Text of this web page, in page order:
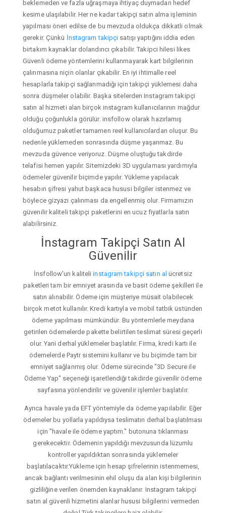
beklemeden ve fazla uğraşmaya ihtiyaç duymadan hedef
kesime ulaşılabilir. Her ne kadar takipçi satın alma işleminin
yapılması öneri edilse de bu mevzuda oldukça dikkatli olmak
gerekir. Çünkü İnstagram takipçi satışı yaptığını iddia eden
birtakım kaynaklar dolandırıcı çıkabilir. Takipci hilesi likes
Güvenli ödeme yöntemlerini kullanmayarak kart bilgilerinin
çalınmasına niçin olanlar çıkabilir. En iyi ihtimalle reel
hesaplarla takipçi sağlanmadığı için takipçi yüklemesi daha
sonra düşmeler olabilir. Başka sitelerden Instagram takipçi
satın al hizmeti alan birçok instagram kullanıcılarının mağdur
olduğu çoğunlukla görülür. insfollow olarak hazırlamış
olduğumuz paketler tamamen reel kullanıcılardan oluşur. Bu
nedenle yüklemeden sonrasında düşme yaşanmaz. Bu
mevzuda güvence veriyoruz. Düşme oluştuğu takdirde
telafisi hemen yapılır. Sitemizdeki 3D uygulaması yardımıyla
ödemeler güvenilir biçimde yapılır. Yükleme yapılacak
hesabın şifresi yahut başkaca hususi bilgiler istenmez ve
böylece gizyazı çalınması da engellenmiş olur. Firmamızın
güvenilir kaliteli takipçi paketlerini en ucuz fiyatlarla satın
alabilirsiniz.
İnstagram Takipçi Satın Al
Güvenilir
İnsfollow'un kaliteliinstagram takipçi satın al ücretsiz
paketleri tam bir emniyet arasında ve basit ödeme şekilleri ile
satın alınabilir. Ödeme için müşteriye müsait olabilecek
birçok metot kullanılır. Kredi kartıyla ve mobil tatbik üstünden
ödeme yapılması mümkündür. Bu yöntemlerle meydana
getirilen ödemelerde pakette belirtilen teslimat süresi geçerli
olur. Yani derhal yüklemeler başlatılır. Firma, kredi kartı ile
ödemelerde Paytr sistemini kullanır ve bu biçimde tam bir
emniyet sağlanmış olur. Ödeme sürecinde "3D Secure ile
Ödeme Yap" seçeneği işaretlendiği takdirde güvenilir ödeme
sayfasına yönlendirilir ve güvenilir işlemler başlatılır.
Ayrıca havale yada EFT yöntemiyle da ödeme yapılabilir. Eğer
ödemeler bu yollarla yapıldıysa teslimatın derhal başlatılması
için "havale ile ödeme yaptım." butonuna tıklanması
gerekecektir. Ödemenin yapıldığı mevzusunda lüzumlu
kontroller yapıldıktan sonrasında yüklemeler
başlatılacaktır.Yükleme için hesap şifrelerinin istenmemesi,
ancak bağlantı verilmesinin ehil oluşu da alan kişi bilgilerinin
gizliliğine verilen önemden kaynaklanır. Instagram takipçi
satın al güvenli hizmetini alanlar hususi bilgilerini vermeden